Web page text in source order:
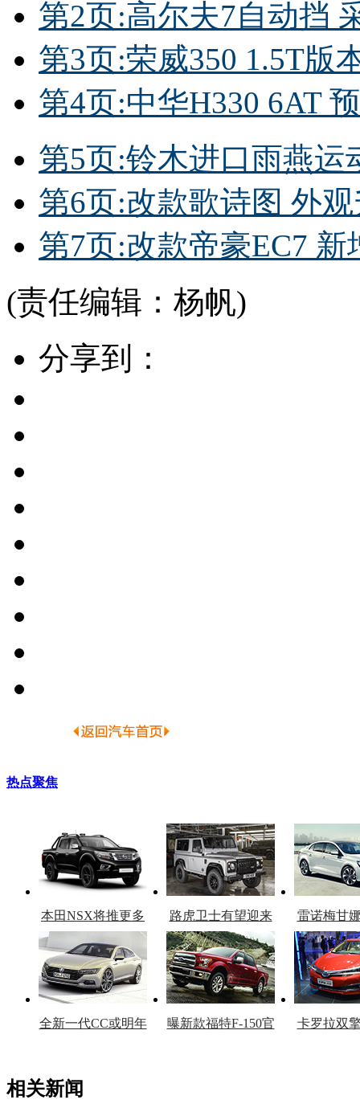
第2页:高尔夫7自动挡
第3页:荣威350 1.5T版
第4页:中华H330 6AT
第5页:铃木进口雨燕运
第6页:改款歌诗图 外
第7页:改款帝豪EC7
(责任编辑：杨帆)
分享到：
热点聚焦
本田NSX将推更多
车型
路虎卫士有望迎来
复产
雷诺梅甘
官
全新一代CC或明年
曝新款福特F-150官
卡罗拉双
相关新闻